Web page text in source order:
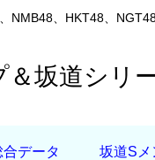
NMB48、HKT48、
＆坂道シリ
データ 坂道Sメ